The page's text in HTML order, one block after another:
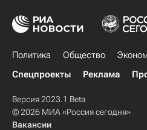
Политика Общество
Спецпроекты
Реклама
Версия 2023.1 Beta
© 2026 МИА «Россия сегодня»
Вакансии